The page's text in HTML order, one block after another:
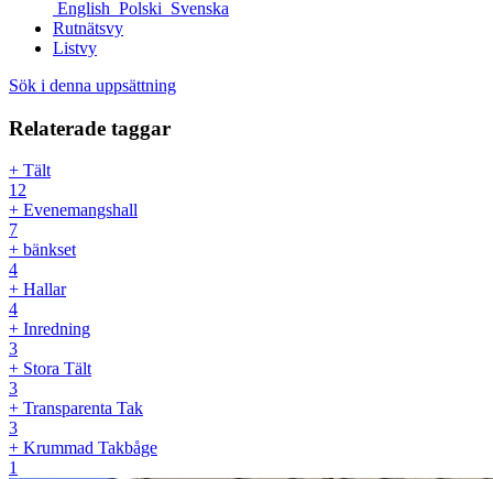
English Polski Svenska
Rutnätsvy
Listvy
Sök i denna uppsättning
Relaterade taggar
+ Tält
12
+ Evenemangshall
7
+ bänkset
4
+ Hallar
4
+ Inredning
3
+ Stora Tält
3
+ Transparenta Tak
3
+ Krummad Takbåge
1